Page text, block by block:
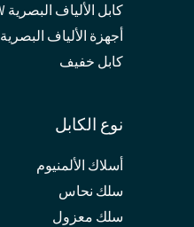
كابل الألياف البصرية OPGW
أجهزة الألياف البصرية
كابل خفيف
نوع الكابل
أسلاك الألمنيوم
سلك نحاس
سلك معزول